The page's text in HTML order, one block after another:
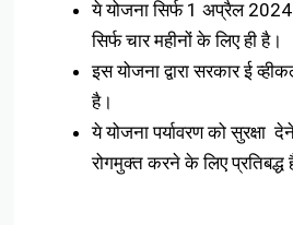
ये योजना सिर्फ 1 अप्रैल
सिर्फ चार महीनों के लिए ही है।
इस योजना द्वारा सरकार ई
है।
ये योजना पर्यावरण को
रोगमुक्त करने के लिए प्रतिबद्ध